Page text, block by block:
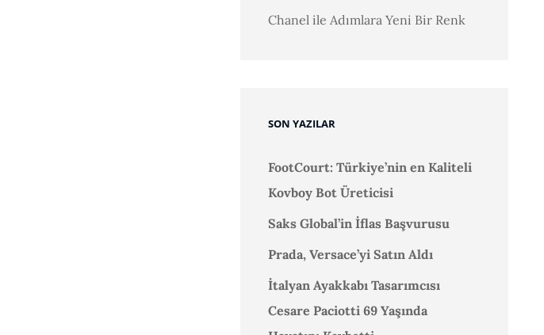
Chanel ile Adımlara Yeni Bir Renk
SON YAZILAR
FootCourt: Türkiye’nin en Kaliteli
Kovboy Bot Üreticisi
Saks Global’in İflas Başvurusu
Prada, Versace’yi Satın Aldı
İtalyan Ayakkabı Tasarımcısı
Cesare Paciotti 69 Yaşında